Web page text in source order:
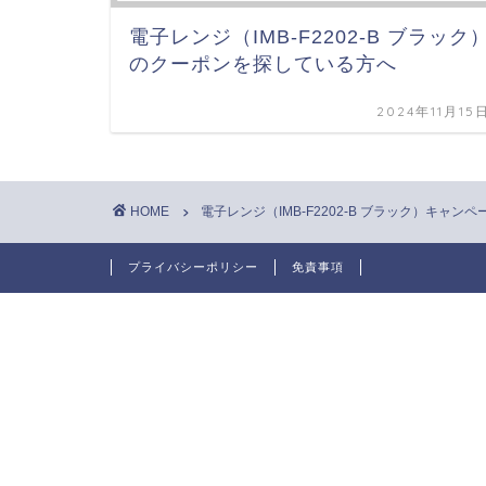
電子レンジ（IMB-F2202-B ブラック）
のクーポンを探している方へ
2024年11月15日
HOME 電子レンジ（IMB-F2202-B ブラック）キャンペ
プライバシーポリシー 免責事項